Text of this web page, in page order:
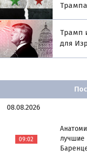
Трамп
для
08.08.2026
09:02
лучшие